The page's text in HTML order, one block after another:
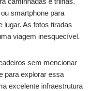
smartphone para
lugar. As fotos tiradas
viagem inesquecível.
sem mencionar
para explorar essa
excelente infraestrutura